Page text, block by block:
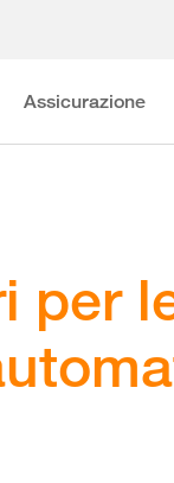
Assicurazione
per